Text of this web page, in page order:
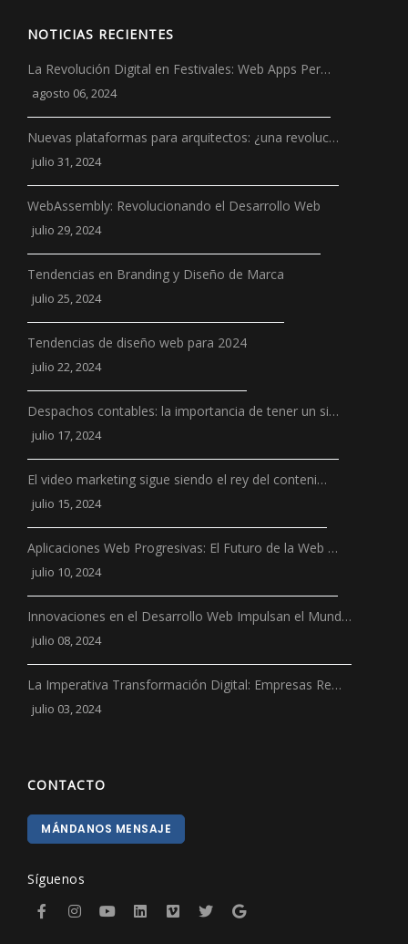
NOTICIAS RECIENTES
La Revolución Digital en Festivales: Web Apps Per…
agosto 06, 2024
Nuevas plataformas para arquitectos: ¿una revoluc…
julio 31, 2024
WebAssembly: Revolucionando el Desarrollo Web
julio 29, 2024
Tendencias en Branding y Diseño de Marca
julio 25, 2024
Tendencias de diseño web para 2024
julio 22, 2024
Despachos contables: la importancia de tener un si…
julio 17, 2024
El video marketing sigue siendo el rey del conteni…
julio 15, 2024
Aplicaciones Web Progresivas: El Futuro de la Web …
julio 10, 2024
Innovaciones en el Desarrollo Web Impulsan el Mund…
julio 08, 2024
La Imperativa Transformación Digital: Empresas Re…
julio 03, 2024
CONTACTO
MÁNDANOS MENSAJE
Síguenos